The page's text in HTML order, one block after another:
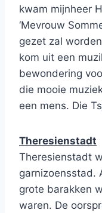
kwam mijnheer
‘Mevrouw
gezet zal
kom uit een
bewondering
die mooie
een mens. Die
Theresienstadt
Theresienstadt
garnizoensstad.
grote barakken
waren. De